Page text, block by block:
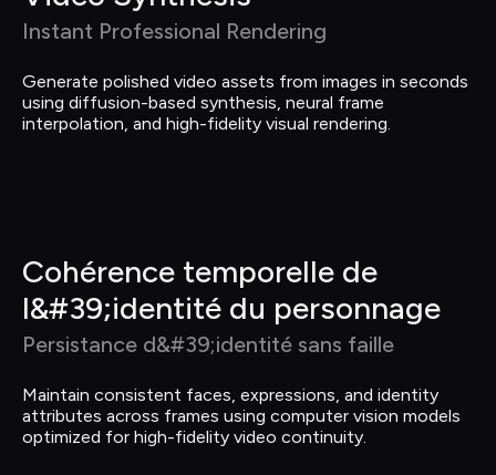
Instant Professional Rendering
Generate polished video assets from images in seconds
using diffusion-based synthesis, neural frame
interpolation, and high-fidelity visual rendering.
Cohérence temporelle de
l&#39;identité du personnage
Persistance d&#39;identité sans faille
Maintain consistent faces, expressions, and identity
attributes across frames using computer vision models
optimized for high-fidelity video continuity.